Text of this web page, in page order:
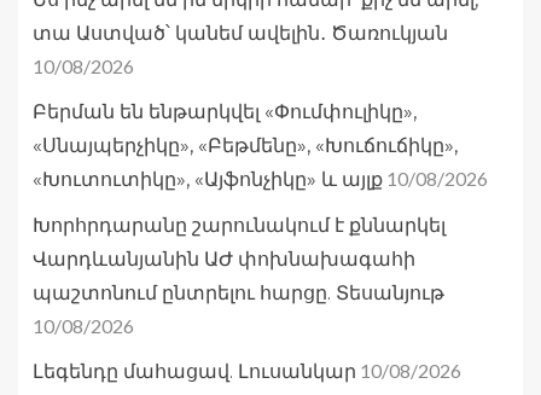
տա Աստված՝ կանեմ ավելին․ Ծառուկյան
10/08/2026
Բերման են ենթարկվել «Փումփուլիկը»,
«Սնայպերչիկը», «Բեթմենը», «Խուճուճիկը»,
«Խուտուտիկը», «Այֆոնչիկը» և այլք 10/08/2026
Խորհրդարանը շարունակում է քննարկել
Վարդևանյանին ԱԺ փոխնախագահի
պաշտոնում ընտրելու հարցը. Տեսանյութ
10/08/2026
Լեգենդը մահացավ. Լուսանկար 10/08/2026